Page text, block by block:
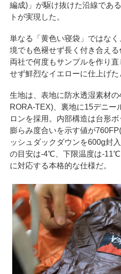
編成)」が駆け抜けた沿線であ
トが実現した。
単なる「黄色い寝袋」ではな
境でも色褪せず長く付き合える
両社で何度もサンプルを作り
せず鮮烈なイエローに仕上げた
生地は、表地に防水透湿素材
RORA-TEX)、裏地に15デニー
ロンを採用。内部構造は台形ボ
膨らみ度合いを示す値が
ッシュダックダウンを600g封
の目安は-4℃、下限温度は-
に対応する本格的な仕様だ。